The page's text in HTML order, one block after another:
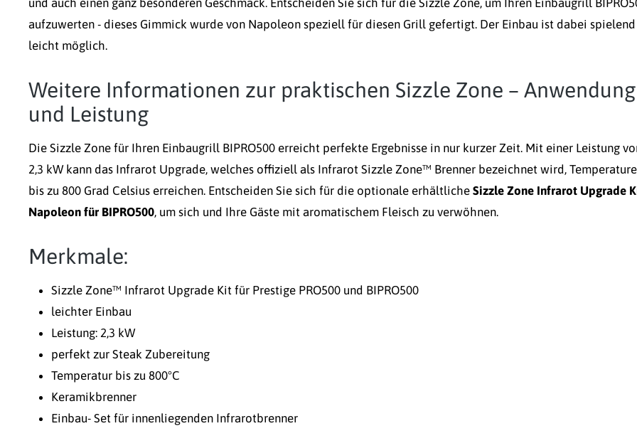
aufzuwerten - dieses Gimmick wurde von Napoleon speziell für diesen Grill gefertigt. Der Einbau ist dabei spielend
leicht möglich.
Weitere Informationen zur praktischen Sizzle Zone – Anwendung
und Leistung
Die Sizzle Zone für Ihren Einbaugrill BIPRO500 erreicht perfekte Ergebnisse in nur kurzer Zeit. Mit einer Leistung
2,3 kW kann das Infrarot Upgrade, welches offiziell als Infrarot Sizzle Zone™ Brenner bezeichnet wird,
bis zu 800 Grad Celsius erreichen. Entscheiden Sie sich für die optionale erhältliche Sizzle Zone Infrarot Upgrade
Napoleon für BIPRO500, um sich und Ihre Gäste mit aromatischem Fleisch zu verwöhnen.
Merkmale:
Sizzle Zone™ Infrarot Upgrade Kit für Prestige PRO500 und BIPRO500
leichter Einbau
Leistung: 2,3 kW
perfekt zur Steak Zubereitung
Temperatur bis zu 800°C
Keramikbrenner
Einbau- Set für innenliegenden Infrarotbrenner